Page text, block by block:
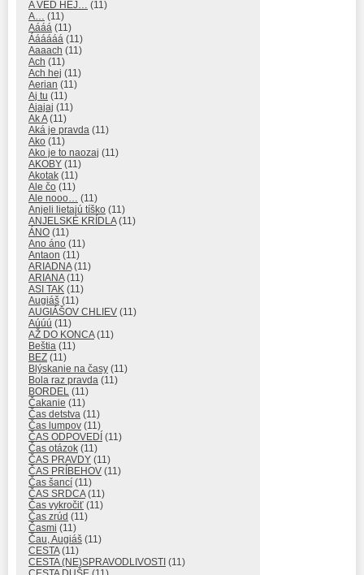
A VEĎ HEJ… (11)
A… (11)
Aááá (11)
Áááááá (11)
Aaaach (11)
Ach (11)
Ach hej (11)
Aerian (11)
Aj tu (11)
Ajajaj (11)
Ak A(11)
Aká je pravda (11)
Ako (11)
Ako je to naozaj (11)
AKOBY (11)
Akotak (11)
Ale čo (11)
Ale nooo… (11)
Anjeli lietajú tíško (11)
ANJELSKÉ KRÍDLA(11)
ÁNO (11)
Ano áno (11)
Antaon (11)
ARIADNA(11)
ARIANA(11)
ASI TAK (11)
Augiáš (11)
AUGIÁŠOV CHLIEV (11)
Aúúú (11)
AŽ DO KONCA(11)
Beštia (11)
BEZ (11)
Blýskanie na časy (11)
Bola raz pravda (11)
BORDEL (11)
Čakanie (11)
Čas detstva (11)
Čas lumpov (11)
ČAS ODPOVEDÍ (11)
Čas otázok (11)
ČAS PRAVDY (11)
ČAS PRÍBEHOV (11)
Čas šancí (11)
ČAS SRDCA(11)
Čas vykročiť (11)
Čas zrúd (11)
Časmi (11)
Čau, Augiáš (11)
CESTA(11)
CESTA (NE)SPRAVODLIVOSTI (11)